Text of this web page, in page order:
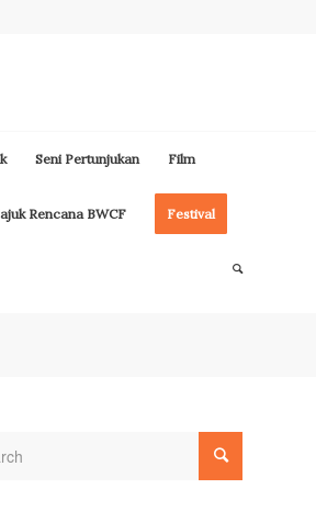
Seni Pertunjukan Film
Rencana BWCF Festival